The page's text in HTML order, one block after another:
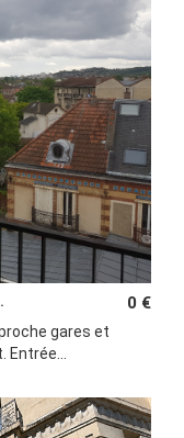
0 €
gares et